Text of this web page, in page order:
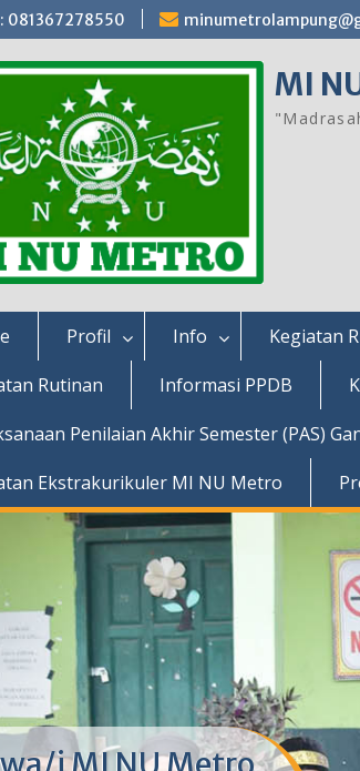
081367278550
MI
Profil Info Kegiatan
Rutinan
Informasi PPDB
Penilaian Akhir Semester (PAS)
Ekstrakurikuler MI NU Metro